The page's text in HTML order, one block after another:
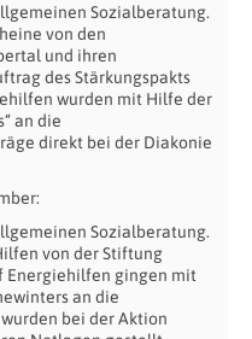
Sozialberatung.
von den
und ihren
des Stärkungspakts
wurden mit Hilfe der
an die
direkt bei der Diakonie
Sozialberatung.
von der Stiftung
Energiehilfen gingen mit
an die
bei der Aktion